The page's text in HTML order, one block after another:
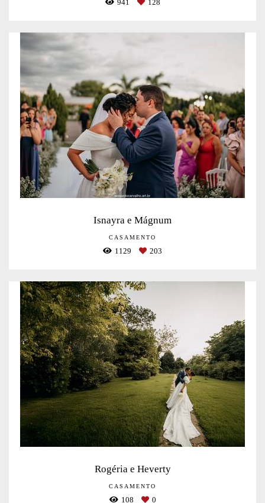
941 128
Isnayra e Mágnum
CASAMENTO
1129 203
Rogéria e Heverty
CASAMENTO
108 0